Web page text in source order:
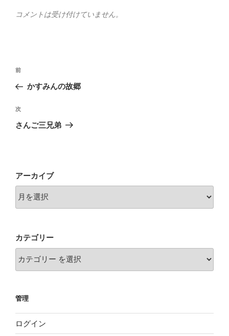
コメントは受け付けていません。
投
ナ
ビ
ゲ
ン
前
の
稿
前
かすみんの故郷
次
の
次
さんご三兄弟
アーカイブ
カテゴリー
管理
ログイン